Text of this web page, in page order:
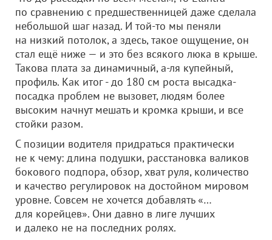
по сравнению с предшественницей даже сделала
небольшой шаг назад. И той-то мы пеняли
на низкий потолок, а здесь, такое ощущение, он
стал ещё ниже — и это без всякого люка в крыше.
Такова плата за динамичный, а-ля купейный,
профиль. Как итог - до 180 см роста высадка-
посадка проблем не вызовет, людям более
высоким начнут мешать и кромка крыши, и все
стойки разом.
С позиции водителя придраться практически
не к чему: длина подушки, расстановка валиков
бокового подпора, обзор, хват руля, количество
и качество регулировок на достойном мировом
уровне. Совсем не хочется добавлять «…
для корейцев». Они давно в лиге лучших
и далеко не на последних ролях.